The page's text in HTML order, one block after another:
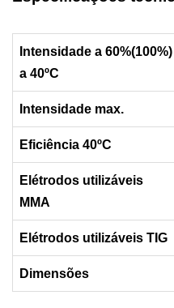
Intensidade a 60%(100%)
a 40ºC
Intensidade max.
Eficiência 40ºC
Elétrodos utilizáveis
MMA
Elétrodos utilizáveis TIG
Dimensões